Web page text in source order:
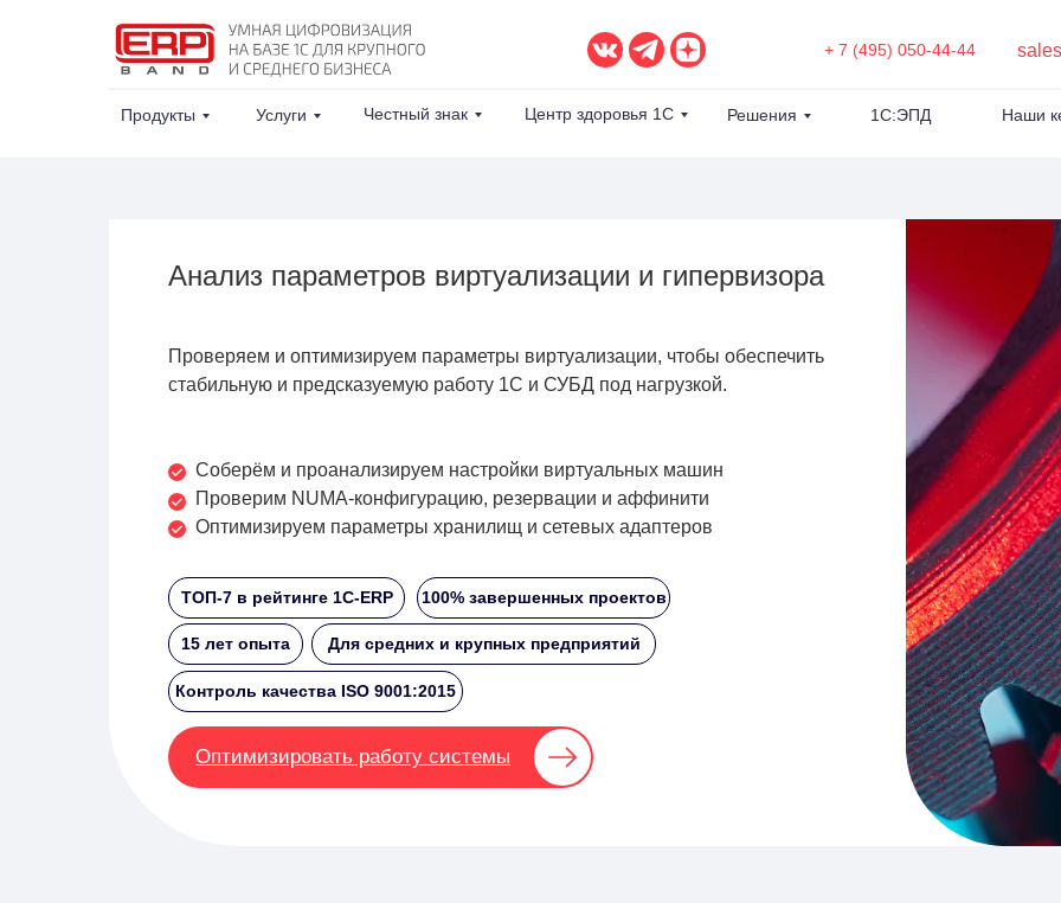
+ 7 (495) 050-44-44
Продукты Услуги Честный знак 1С:ЭПД
Решения
Центр здоровья 1С Наши
Соберём и проанализируем настройки виртуальных машин
Проверим NUMA-конфигурацию, резервации и аффинити
Оптимизируем параметры хранилищ и сетевых адаптеров
Анализ параметров виртуализации и гипервизора
Проверяем и оптимизируем параметры виртуализации, чтобы обеспечить
стабильную и предсказуемую работу 1С и СУБД под нагрузкой.
Оптимизировать работу системы
Контроль качества ISO 9001:2015
100% завершенных проектов
15 лет опыта
ТОП-7 в рейтинге 1С-ERP
Для средних и крупных предприятий